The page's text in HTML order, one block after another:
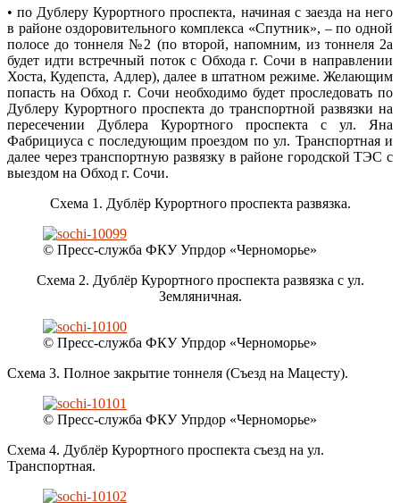
• по Дублеру Курортного проспекта, начиная с заезда на него
в районе оздоровительного комплекса «Спутник», – по одной
полосе до тоннеля №2 (по второй, напомним, из тоннеля 2а
будет идти встречный поток с Обхода г. Сочи в направлении
Хоста, Кудепста, Адлер), далее в штатном режиме. Желающим
попасть на Обход г. Сочи необходимо будет проследовать по
Дублеру Курортного проспекта до транспортной развязки на
пересечении Дублера Курортного проспекта с ул. Яна
Фабрициуса с последующим проездом по ул. Транспортная и
далее через транспортную развязку в районе городской ТЭС с
выездом на Обход г. Сочи.
Схема 1. Дублёр Курортного проспекта развязка.
© Пресс-служба ФКУ Упрдор «Черноморье»
Схема 2. Дублёр Курортного проспекта развязка с ул.
Земляничная.
© Пресс-служба ФКУ Упрдор «Черноморье»
Схема 3. Полное закрытие тоннеля (Съезд на Мацесту).
© Пресс-служба ФКУ Упрдор «Черноморье»
Схема 4. Дублёр Курортного проспекта съезд на ул.
Транспортная.